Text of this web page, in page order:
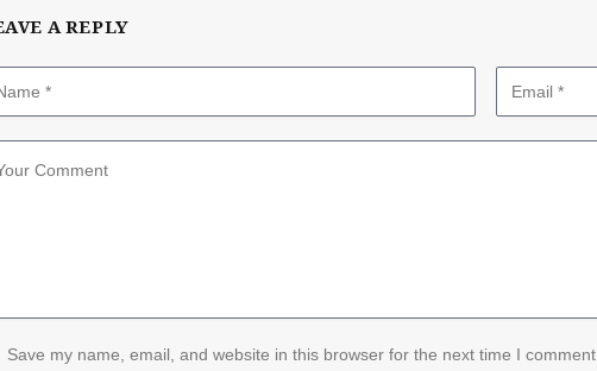
A REPLY
Save my name, email, and website in this browser for the next time I comment.